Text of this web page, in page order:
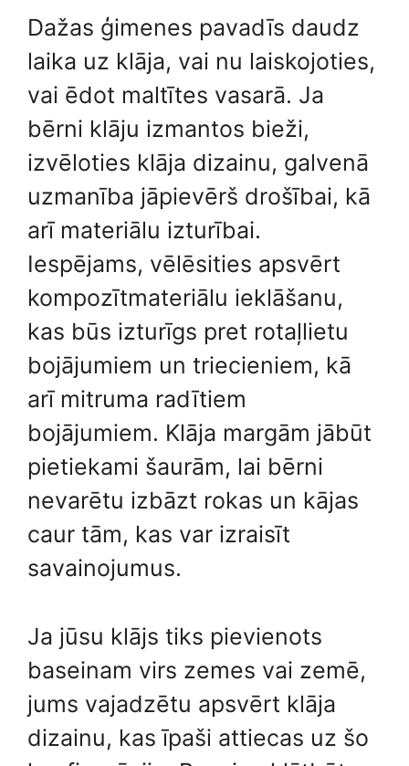
Dažas ģimenes pavadīs daudz
laika uz klāja, vai nu laiskojoties,
vai ēdot maltītes vasarā. Ja
bērni klāju izmantos bieži,
izvēloties klāja dizainu, galvenā
uzmanība jāpievērš drošībai, kā
arī materiālu izturībai.
Iespējams, vēlēsities apsvērt
kompozītmateriālu ieklāšanu,
kas būs izturīgs pret rotaļlietu
bojājumiem un triecieniem, kā
arī mitruma radītiem
bojājumiem. Klāja margām jābūt
pietiekami šaurām, lai bērni
nevarētu izbāzt rokas un kājas
caur tām, kas var izraisīt
savainojumus.
Ja jūsu klājs tiks pievienots
baseinam virs zemes vai zemē,
jums vajadzētu apsvērt klāja
dizainu, kas īpaši attiecas uz šo